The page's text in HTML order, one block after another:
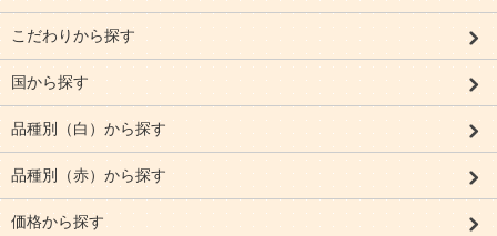
こだわりから探す
国から探す
品種別（白）から探す
品種別（赤）から探す
価格から探す